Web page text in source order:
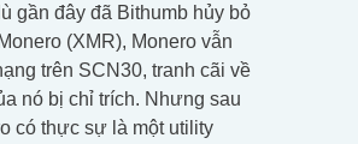
gần đây đã Bithumb hủy bỏ
(XMR), Monero vẫn
trên SCN30, tranh cãi về
nó bị chỉ trích. Nhưng sau
có thực sự là một utility